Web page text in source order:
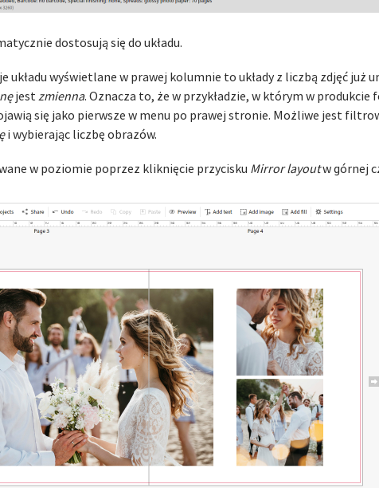
dostosują się do układu.
układu wyświetlane w prawej kolumnie to układy z liczbą zdjęć już
jestzmienna. Oznacza to, że w przykładzie, w którym w
się jako pierwsze w menu po prawej stronie. Możliwe jest
i wybierając liczbę obrazów.
w poziomie poprzez kliknięcie przycisku Mirror layoutw górnej